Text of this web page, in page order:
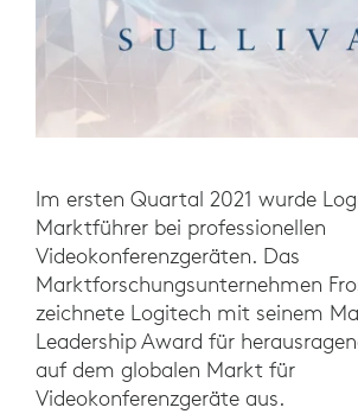
Im ersten Quartal 2021 wurde
Marktführer bei professionellen
Videokonferenzgeräten. Das
Marktforschungsunternehmen
zeichnete Logitech mit seinem
Leadership Award für
auf dem globalen Markt für
Videokonferenzgeräte aus.